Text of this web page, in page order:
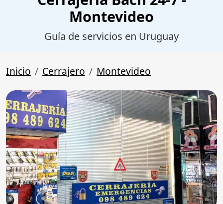
Montevideo
Guía de servicios en Uruguay
Inicio Cerrajero Montevideo